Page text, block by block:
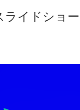
ライドショー